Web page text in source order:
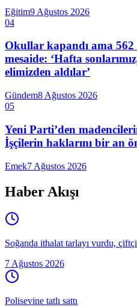
Eğitim9 Ağustos 2026
04
Okullar kapandı ama
mesaide: ‘Hafta
elimizden aldılar’
Gündem8 Ağustos 2026
05
Yeni Parti’den
İşçilerin haklarını bir an
Emek7 Ağustos 2026
Haber Akışı
Soğanda ithalat tarlayı vurdu, çiftçi
7 Ağustos 2026
Polisevine tatlı sattı